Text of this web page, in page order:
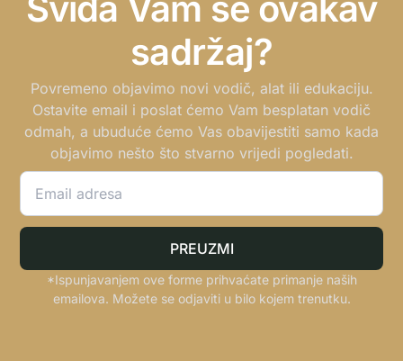
sadržaj?
Povremeno objavimo novi vodič, alat ili edukaciju.
Ostavite email i poslat ćemo Vam besplatan vodič
odmah, a ubuduće ćemo Vas obavijestiti samo kada
objavimo nešto što stvarno vrijedi pogledati.
PREUZMI
*Ispunjavanjem ove forme prihvaćate primanje naših
emailova. Možete se odjaviti u bilo kojem trenutku.